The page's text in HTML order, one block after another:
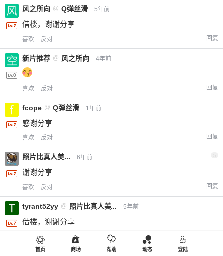
风之所向 @ Q弹丝滑 5年前
借楼，谢谢分享
喜欢 反对 回复
新片推荐 @ 风之所向 4年前
喜欢 反对 回复
fcope @ Q弹丝滑 1年前
感谢分享
喜欢 反对 回复
照片比真人美... 6年前 5
谢谢分享
喜欢 反对 回复
tyrant52yy @ 照片比真人美... 5年前
借楼，谢谢分享
反对
首页 商场 帮助 动态 登陆